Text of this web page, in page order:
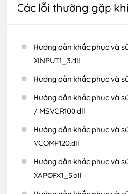
Các lỗi thường gặp
Hướng dẫn khắc phục và
XINPUT1_3.dll
Hướng dẫn khắc phục và
Hướng dẫn khắc phục và
/ MSVCR100.dll
Hướng dẫn khắc phục và
VCOMP120.dll
Hướng dẫn khắc phục và
XAPOFX1_5.dll